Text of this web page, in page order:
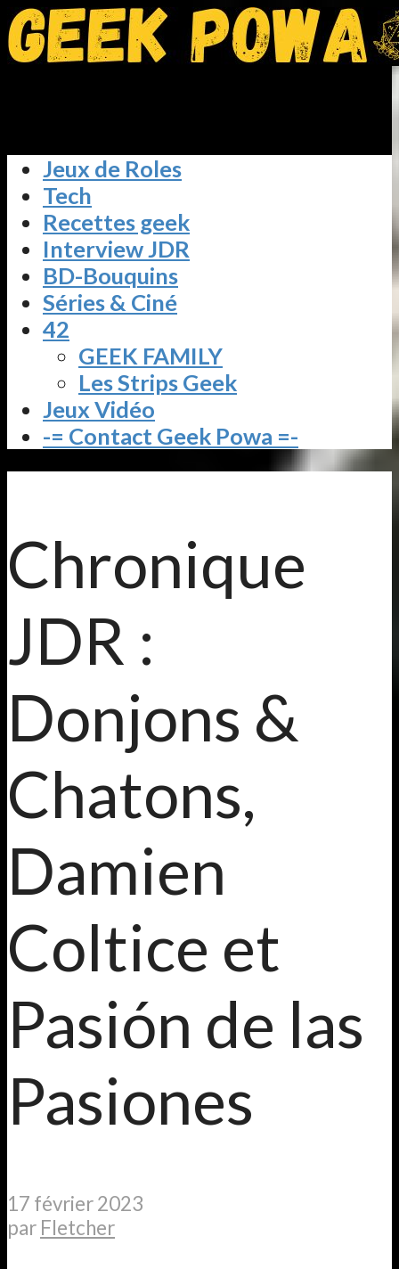
Jeux de Roles
Tech
Recettes geek
Interview JDR
BD-Bouquins
Séries & Ciné
42
GEEK FAMILY
Les Strips Geek
Jeux Vidéo
-= Contact Geek Powa =-
Chronique
JDR :
Donjons &
Chatons,
Damien
Coltice et
Pasión de las
Pasiones
17 février 2023
par Fletcher